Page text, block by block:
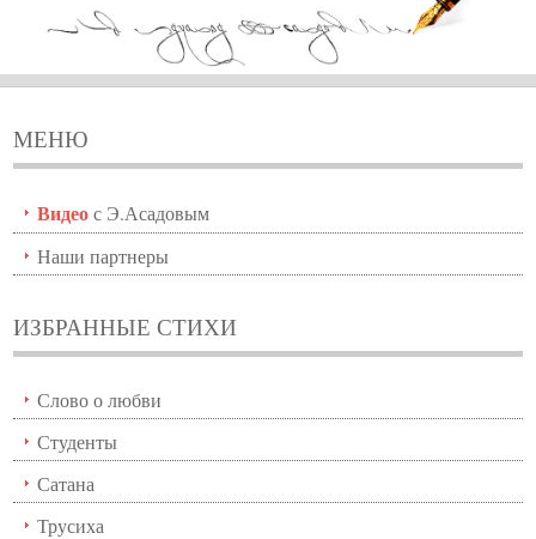
МЕНЮ
Видеос Э.Асадовым
Наши партнеры
ИЗБРАННЫЕ СТИХИ
Слово о любви
Студенты
Сатана
Трусиха